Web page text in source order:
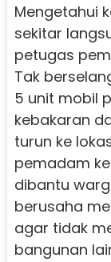
Mengetahui
sekitar
petugas
Tak
5 unit mobil
kebakaran
turun ke
pemadam
dibantu
berusaha
agar tidak
bangunan